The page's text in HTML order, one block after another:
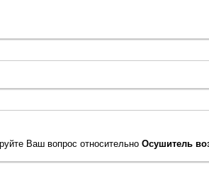
Ваш вопрос относительно Осушитель